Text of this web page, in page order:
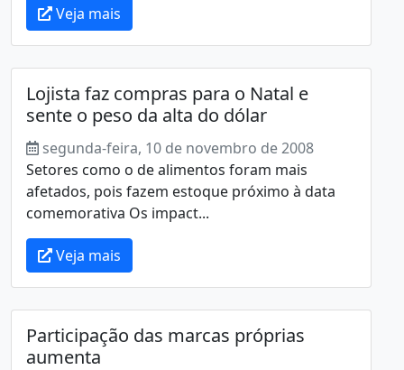
Veja mais
Lojista faz compras para o Natal e
sente o peso da alta do dólar
segunda-feira, 10 de novembro de 2008
Setores como o de alimentos foram mais
afetados, pois fazem estoque próximo à data
comemorativa Os impact...
Veja mais
Participação das marcas próprias
aumenta